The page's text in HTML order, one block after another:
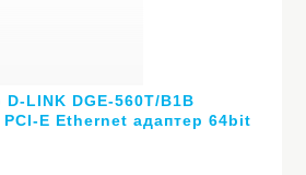
LINK DGE-560T/B1B
E Ethernet адаптер 64bit